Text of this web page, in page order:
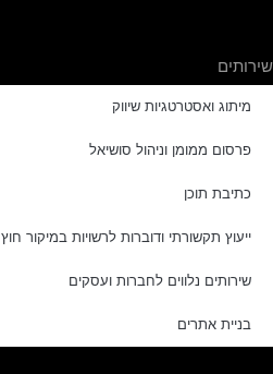
שירותים
מיתוג ואסטרטגיות שיווק
פרסום ממומן וניהול סושיאל
כתיבת תוכן
ייעוץ תקשורתי ודוברות לרשויות במיקור חוץ
שירותים נלווים לחברות ועסקים
בניית אתרים